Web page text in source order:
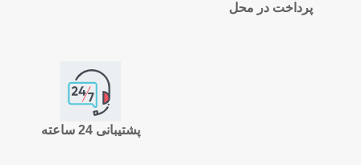
پرداخت در محل
پشتیبانی 24 ساعته